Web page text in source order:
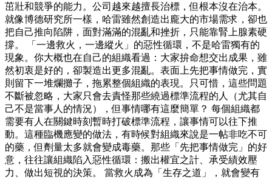
茁壯和競爭的能力。公司越來越擅長治標，但根本沒在治本。
就像博德研究所一樣，哈雷雖然創造出龐大的市場需求，卻也
把自己推向陷阱，面對滿滿的混亂和挫折，只能靠腎上腺素硬
撐。 「一邊救火，一邊縱火」的惡性循環，不是哈雷獨有的
現象。你大概也在自己的組織看過：大家拚命想交出成果，雖
然初衷是好的，卻製造出更多混亂。表面上先把事情做完，實
則留下一堆爛攤子，拖累整個組織的表現。只可惜，這些問題
不斷被忽略，大家只會去責怪那些繞過標準流程的人（尤其自
己不是當事人的情況），但事情哪有這麼簡單？ 每個組織都
需要有人在關鍵時刻暫時打破標準流程，讓事情可以往下推
動。這種臨機應變的做法，有時候對組織來說是一帖非吃不可
的藥，但劑量太多就會變成毒藥。那些「先把事情做完」的好
意，往往讓組織陷入惡性循環：搬出權宜之計、承受績效壓
力、做出短視的決策。 當救火成為「生存之道」，就會變有